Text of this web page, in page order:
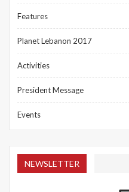
Features
Planet Lebanon 2017
Activities
President Message
Events
NEWSLETTER